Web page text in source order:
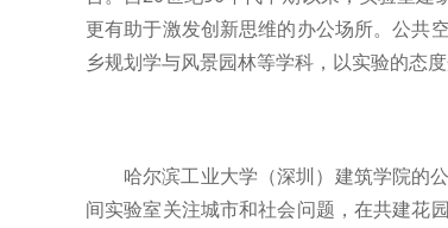
更有助于激发创新思维的办公场所。公共
乡规划学与风景园林等学科，以实验的态
哈尔滨工业大学（深圳）建筑学院的
间实验室关注城市和社会问题，在共建花